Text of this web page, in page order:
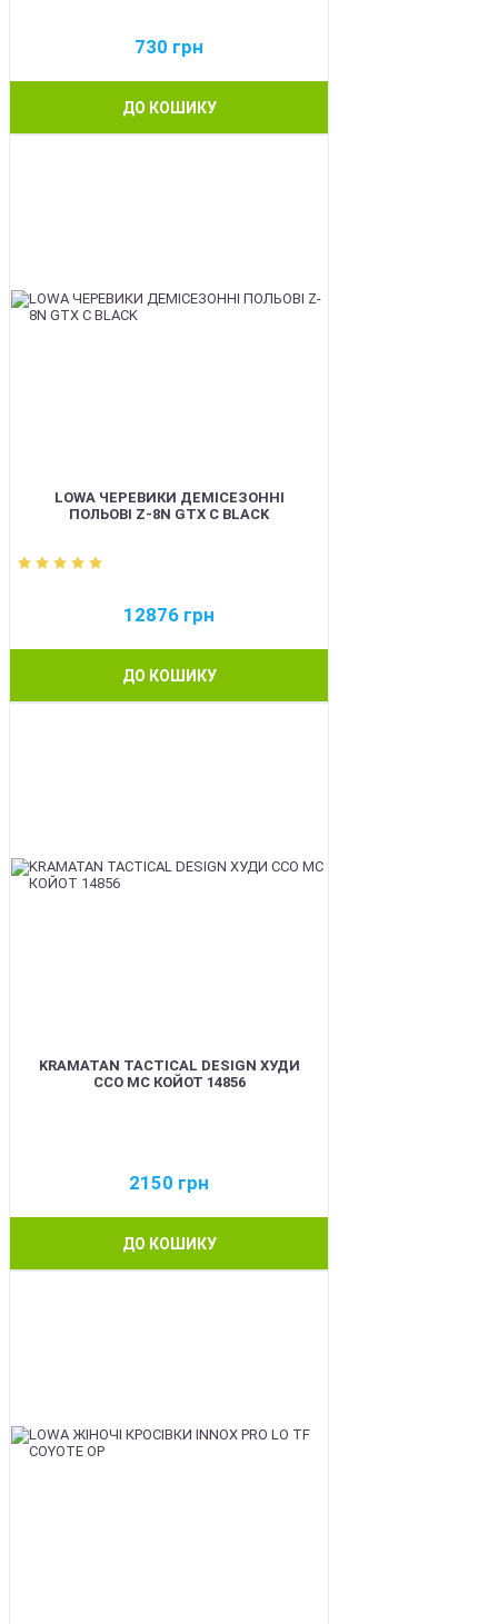
730 грн
ДО КОШИКУ
LOWA ЧЕРЕВИКИ ДЕМІСЕЗОННІ
ПОЛЬОВІ Z-8N GTX C BLACK
12876 грн
ДО КОШИКУ
KRAMATAN TACTICAL DESIGN ХУДИ
ССО МС КОЙОТ 14856
2150 грн
ДО КОШИКУ